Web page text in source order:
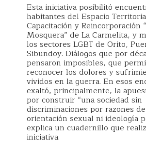
Esta iniciativa posibilitó
habitantes del Espacio
Capacitación y Reincorporación
Mosquera” de La Carmelita, y
los sectores LGBT de Orito,
Sibundoy. Diálogos que por
pensaron imposibles, que
reconocer los dolores y
vividos en la guerra. En esos
exaltó, principalmente, la
por construir “una sociedad sin
discriminaciones por razones
orientación sexual ni ideología
explica un cuadernillo que
iniciativa.